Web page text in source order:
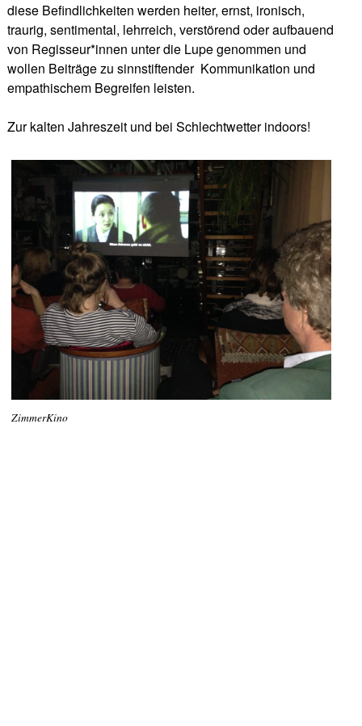
diese Befindlichkeiten werden heiter, ernst, ironisch,
traurig, sentimental, lehrreich, verstörend oder aufbauend
von Regisseur*innen unter die Lupe genommen und
wollen Beiträge zu sinnstiftender Kommunikation und
empathischem Begreifen leisten.
Zur kalten Jahreszeit und bei Schlechtwetter indoors!
ZimmerKino